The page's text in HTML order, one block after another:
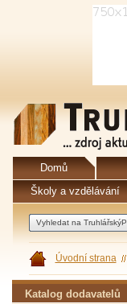
Domů
Školy a vzdělávání
Úvodní strana
Katalog dodavatelů